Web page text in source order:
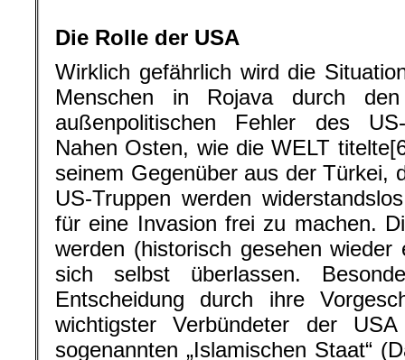
Die Rolle der USA
Wirklich gefährlich wird die
Menschen in Rojava durch den
außenpolitischen Fehler des
Nahen Osten, wie die WELT
seinem Gegenüber aus der Türkei,
US-Truppen werden
für eine Invasion frei zu machen.
werden (historisch gesehen
sich selbst überlassen.
Entscheidung durch ihre
wichtigster Verbündeter der
sogenannten „Islamischen Staat“